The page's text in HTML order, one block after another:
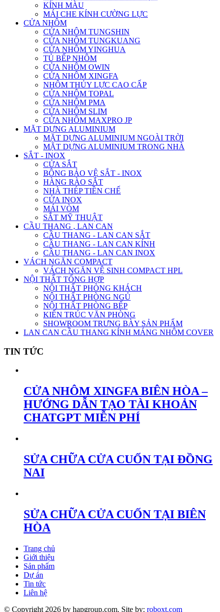
KÍNH MÀU
MÁI CHE KÍNH CƯỜNG LỰC
CỬA NHÔM
CỬA NHÔM TUNGSHIN
CỬA NHÔM TUNGKUANG
CỬA NHÔM YINGHUA
TỦ BẾP NHÔM
CỬA NHÔM OWIN
CỬA NHÔM XINGFA
NHÔM THỦY LỰC CAO CẤP
CỬA NHÔM TOPAL
CỬA NHÔM PMA
CỬA NHÔM SLIM
CỬA NHÔM MAXPRO JP
MẶT DỰNG ALUMINIUM
MẶT DỰNG ALUMINIUM NGOÀI TRỜI
MẶT DỰNG ALUMINIUM TRONG NHÀ
SẮT - INOX
CỬA SẮT
BÔNG BẢO VỆ SẮT - INOX
HÀNG RÀO SẮT
NHÀ THÉP TIỀN CHẾ
CỬA INOX
MÁI VÒM
SẮT MỸ THUẬT
CẦU THANG , LAN CAN
CẦU THANG - LAN CAN SẮT
CẦU THANG - LAN CAN KÍNH
CẦU THANG - LAN CAN INOX
VÁCH NGĂN COMPACT
VÁCH NGĂN VỆ SINH COMPACT HPL
NỘI THẤT TỔNG HỢP
NỘI THẤT PHÒNG KHÁCH
NỘI THẤT PHÒNG NGỦ
NỘI THẤT PHÒNG BẾP
KIẾN TRÚC VĂN PHÒNG
SHOWROOM TRƯNG BÀY SẢN PHẨM
LAN CAN CẦU THANG KÍNH MÁNG NHÔM COVER
TIN TỨC
CỬA NHÔM XINGFA BIÊN HÒA –
HƯỚNG DẪN TẠO TÀI KHOẢN
CHATGPT MIỄN PHÍ
SỬA CHỮA CỬA CUỐN TẠI ĐỒNG
NAI
SỬA CHỮA CỬA CUỐN TẠI BIÊN
HÒA
Trang chủ
Giới thiệu
Sản phẩm
Dự án
Tin tức
Liên hệ
© Copyright 2026 by hapgroup.com. Site by: roboxt.com